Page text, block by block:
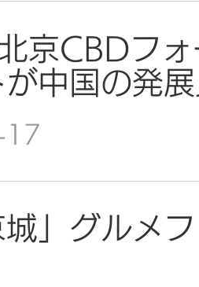
京CBDフォ
中国の発
城」グルメ